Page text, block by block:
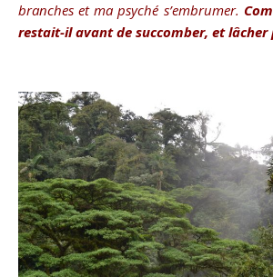
branches et ma psyché s’embrumer.
restait-il avant de succomber, et lâcher